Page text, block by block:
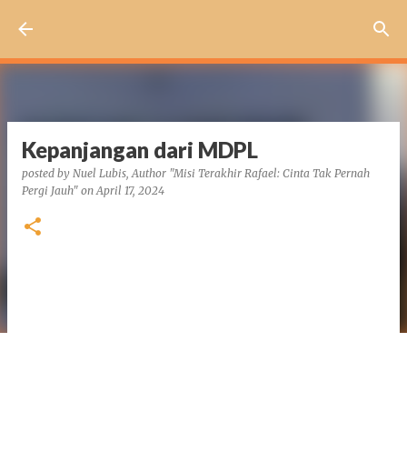
Kepanjangan dari MDPL
posted by Nuel Lubis, Author "Misi Terakhir Rafael: Cinta Tak Pernah
Pergi Jauh" onApril 17, 2024